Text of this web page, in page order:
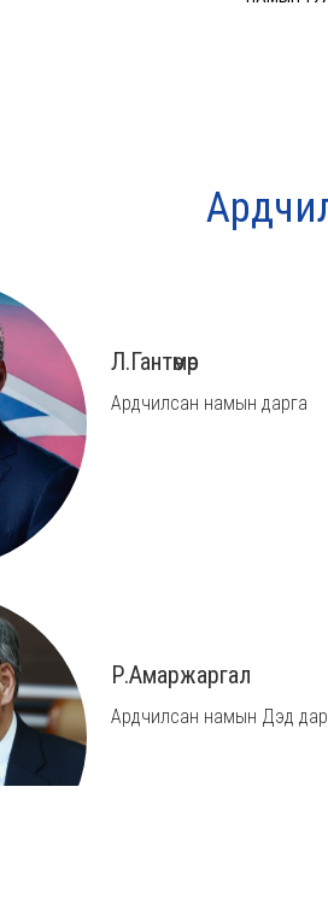
Л.Гантөмөр
Ардчилсан намын дарга
Р.Амаржаргал
Ардчилсан намын Дэд